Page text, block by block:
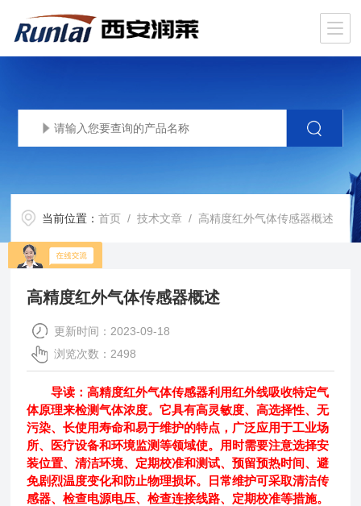
当前位置：首页 /技术文章 / 高精度红外气体传感器概述
高精度红外气体传感器概述
更新时间：2023-09-18
浏览次数：2498
导读：高精度红外气体传感器利用红外线吸收特定气
体原理来检测气体浓度。它具有高灵敏度、高选择性、无
污染、长使用寿命和易于维护的特点，广泛应用于工业场
所、医疗设备和环境监测等领域使。用时需要注意选择安
装位置、清洁环境、定期校准和测试、预留预热时间、避
免剧烈温度变化和防止物理损坏。日常维护可采取清洁传
感器、检查电源电压、检查连接线路、定期校准等措施。